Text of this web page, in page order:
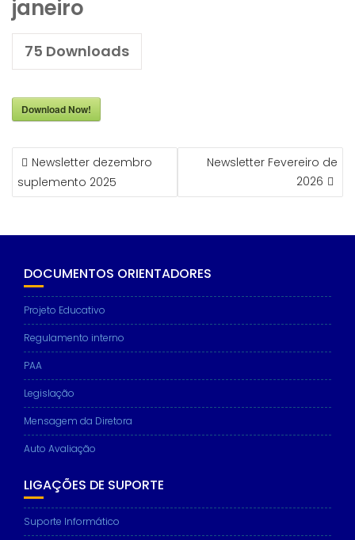
janeiro
75 Downloads
Download Now!
NAVEGAÇÃO
DE
ARTIGOS
Newsletter dezembro
suplemento 2025
Newsletter Fevereiro de
2026
DOCUMENTOS ORIENTADORES
Projeto Educativo
Regulamento interno
PAA
Legislação
Mensagem da Diretora
Auto Avaliação
LIGAÇÕES DE SUPORTE
Suporte Informático